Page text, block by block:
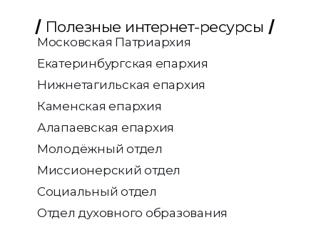
Полезные интернет-ресурсы
Московская Патриархия
Екатеринбургская епархия
Нижнетагильская епархия
Каменская епархия
Алапаевская епархия
Молодёжный отдел
Миссионерский отдел
Социальный отдел
Отдел духовного образования